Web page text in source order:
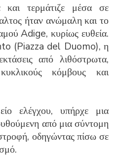
και τερμάτιζε μέσα σε
ήταν ανώμαλη και το
Adige, κυρίως ευθεία.
(Piazza del Duomo), η
από λιθόστρωτα,
κόμβους και
ελέγχου, υπήρχε μια
από μια σύντομη
οδηγώντας πίσω σε